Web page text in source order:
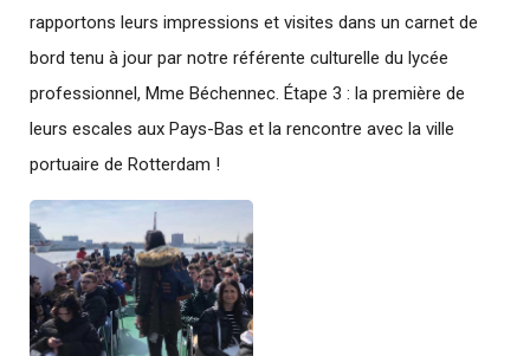
rapportons leurs impressions et visites dans un carnet de
bord tenu à jour par notre référente culturelle du lycée
professionnel, Mme Béchennec. Étape 3 : la première de
leurs escales aux Pays-Bas et la rencontre avec la ville
portuaire de Rotterdam !